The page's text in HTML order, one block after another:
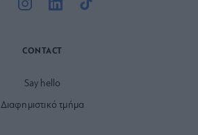
CONTACT
Say hello
Διαφημιστικό τμήμα